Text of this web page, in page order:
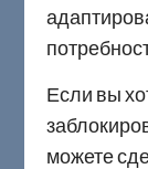
Если вы
можете